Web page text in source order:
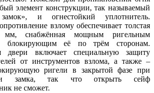
элемент конструкции, так называемый
и огнестойкий уплотнитель.
взлому обеспечивает толстая
мм, снабжённая мощным ригельным
блокирующим её по трём сторонам.
двери включает специальную защиту
от инструментов взлома, а также –
ригели в закрытой фазе при
замка, так что открыть сейф
не сможет.